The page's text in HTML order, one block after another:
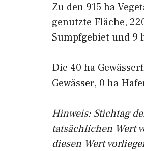
Zu den 915 ha
genutzte Fläche,
Sumpfgebiet und 9
Die 40 ha
Gewässer, 0 ha
Hinweis: Stichtag
tatsächlichen Wert
diesen Wert